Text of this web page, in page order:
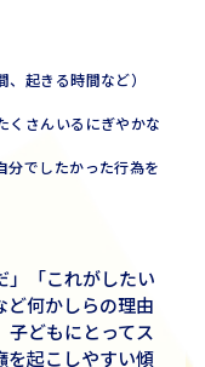
起きる時間など）
くさんいるにぎやかな
分でしたかった行為を
」「これがしたい
ど何かしらの理由
子どもにとってス
を起こしやすい傾